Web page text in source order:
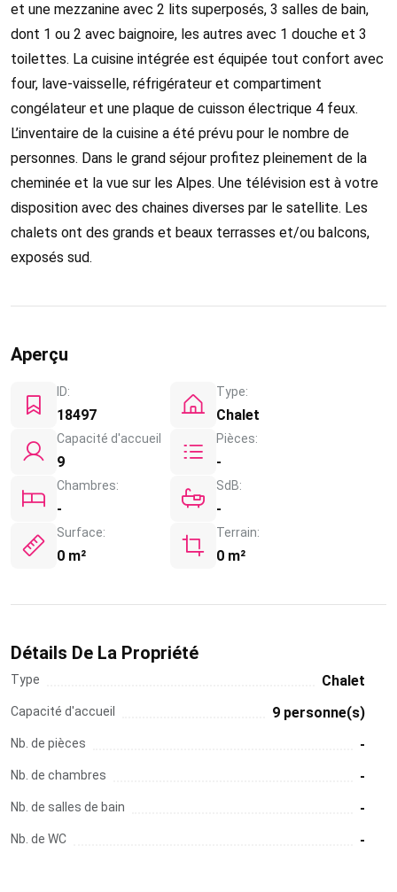
et une mezzanine avec 2 lits superposés, 3 salles de bain,
dont 1 ou 2 avec baignoire, les autres avec 1 douche et 3
toilettes. La cuisine intégrée est équipée tout confort avec
four, lave-vaisselle, réfrigérateur et compartiment
congélateur et une plaque de cuisson électrique 4 feux.
L’inventaire de la cuisine a été prévu pour le nombre de
personnes. Dans le grand séjour profitez pleinement de la
cheminée et la vue sur les Alpes. Une télévision est à votre
disposition avec des chaines diverses par le satellite. Les
chalets ont des grands et beaux terrasses et/ou balcons,
exposés sud.
Aperçu
ID:
18497
Type:
Chalet
Capacité d'accueil
9
Pièces:
-
Chambres:
-
SdB:
-
Surface:
0 m²
Terrain:
0 m²
Détails De La Propriété
Type Chalet
Capacité d'accueil 9 personne(s)
Nb. de pièces -
Nb. de chambres -
Nb. de salles de bain -
Nb. de WC -